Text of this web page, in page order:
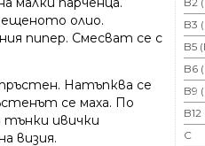
олио.
пипер. Смесват се с
Натъпква се
се маха. По
ивички
визия.
B3
B5
B6
B9
C